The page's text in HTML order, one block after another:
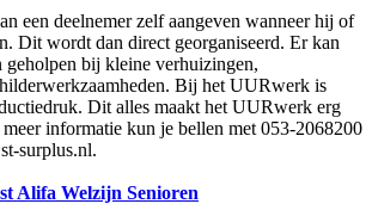
een deelnemer zelf aangeven wanneer hij of
Dit wordt dan direct georganiseerd. Er kan
bij kleine verhuizingen,
Bij het UURwerk is
Dit alles maakt het UURwerk erg
informatie kun je bellen met 053-2068200
surplus.nl.
Alifa Welzijn Senioren